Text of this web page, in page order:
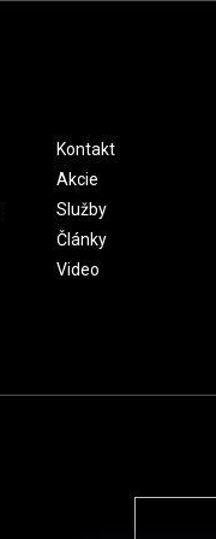
Kontakt
Akcie
Služby
Články
Video